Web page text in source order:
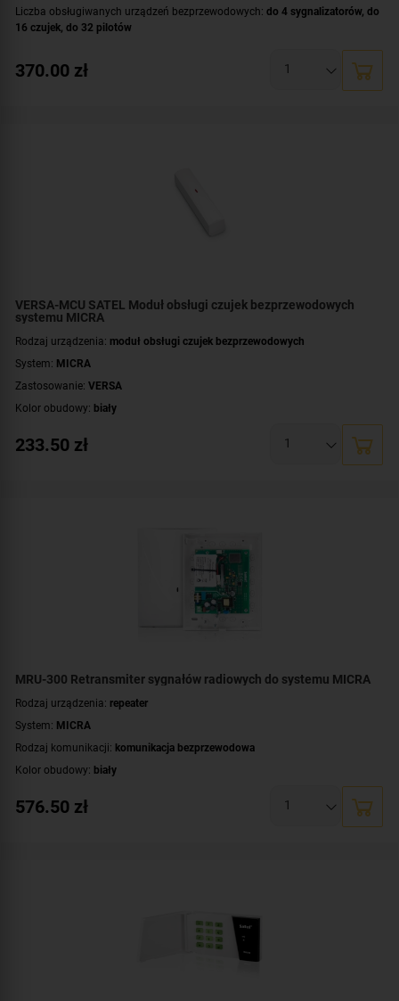
Liczba obsługiwanych urządzeń bezprzewodowych: do 4 sygnalizatorów, do
16 czujek do 32 pilotów
370.00 zł
VERSA-MCU SATEL Moduł obsługi czujek bezprzewodowych
systemu MICRA
Rodzaj urządzenia: moduł obsługi czujek bezprzewodowych
System: MICRA
Zastosowanie: VERSA
Kolor obudowy: biały
233.50 zł
MRU-300 Retransmiter sygnałów radiowych do systemu MICRA
Rodzaj urządzenia: repeater
System: MICRA
Rodzaj komunikacji: komunikacja bezprzewodowa
Kolor obudowy: biały
576.50 zł